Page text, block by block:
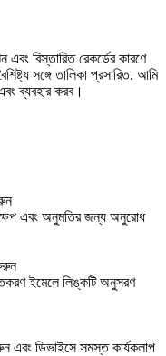
বিস্তারিত রেকর্ডের কারণে
সঙ্গে তালিকা প্রসারিত. আমি
ব্যবহার করব।
এবং অনুমতির জন্য অনুরোধ
ইমেলে লিঙ্কটি অনুসরণ
এবং ডিভাইসে সমস্ত কার্যকলাপ